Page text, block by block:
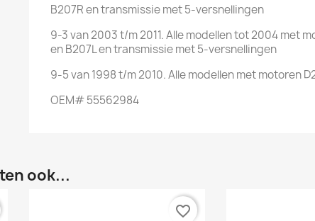
B207R en transmissie met 5-versnellingen
9-3 van 2003 t/m 2011. Alle modellen tot 2004 met
en B207L en transmissie met 5-versnellingen
9-5 van 1998 t/m 2010. Alle modellen met motoren
OEM# 55562984
ook...
favorite_border